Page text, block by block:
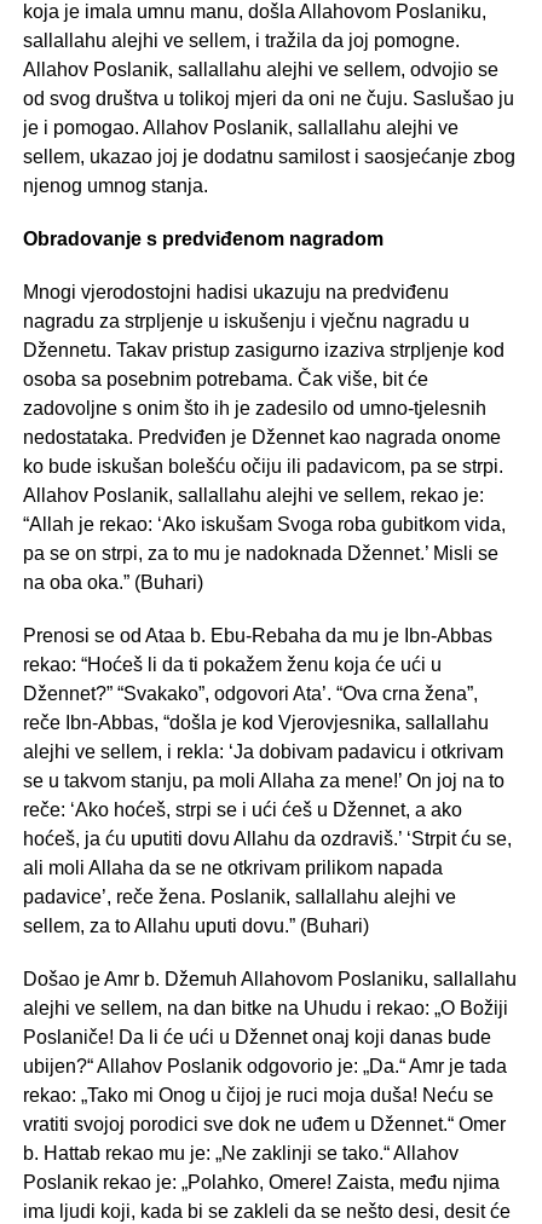
koja je imala umnu manu, došla Allahovom Poslaniku,
sallallahu alejhi ve sellem, i tražila da joj pomogne.
Allahov Poslanik, sallallahu alejhi ve sellem, odvojio se
od svog društva u tolikoj mjeri da oni ne čuju. Saslušao ju
je i pomogao. Allahov Poslanik, sallallahu alejhi ve
sellem, ukazao joj je dodatnu samilost i saosjećanje zbog
njenog umnog stanja.
Obradovanje s predviđenom nagradom
Mnogi vjerodostojni hadisi ukazuju na predviđenu
nagradu za strpljenje u iskušenju i vječnu nagradu u
Džennetu. Takav pristup zasigurno izaziva strpljenje kod
osoba sa posebnim potrebama. Čak više, bit će
zadovoljne s onim što ih je zadesilo od umno-tjelesnih
nedostataka. Predviđen je Džennet kao nagrada onome
ko bude iskušan bolešću očiju ili padavicom, pa se strpi.
Allahov Poslanik, sallallahu alejhi ve sellem, rekao je:
“Allah je rekao: ‘Ako iskušam Svoga roba gubitkom vida,
pa se on strpi, za to mu je nadoknada Džennet.’ Misli se
na oba oka.” (Buhari)
Prenosi se od Ataa b. Ebu-Rebaha da mu je Ibn-Abbas
rekao: “Hoćeš li da ti pokažem ženu koja će ući u
Džennet?” “Svakako”, odgovori Ata’. “Ova crna žena”,
reče Ibn-Abbas, “došla je kod Vjerovjesnika, sallallahu
alejhi ve sellem, i rekla: ‘Ja dobivam padavicu i otkrivam
se u takvom stanju, pa moli Allaha za mene!’ On joj na to
reče: ‘Ako hoćeš, strpi se i ući ćeš u Džennet, a ako
hoćeš, ja ću uputiti dovu Allahu da ozdraviš.’ ‘Strpit ću se,
ali moli Allaha da se ne otkrivam prilikom napada
padavice’, reče žena. Poslanik, sallallahu alejhi ve
sellem, za to Allahu uputi dovu.” (Buhari)
Došao je Amr b. Džemuh Allahovom Poslaniku, sallallahu
alejhi ve sellem, na dan bitke na Uhudu i rekao: „O Božiji
Poslaniče! Da li će ući u Džennet onaj koji danas bude
ubijen?“ Allahov Poslanik odgovorio je: „Da.“ Amr je tada
rekao: „Tako mi Onog u čijoj je ruci moja duša! Neću se
vratiti svojoj porodici sve dok ne uđem u Džennet.“ Omer
b. Hattab rekao mu je: „Ne zaklinji se tako.“ Allahov
Poslanik rekao je: „Polahko, Omere! Zaista, među njima
ima ljudi koji, kada bi se zakleli da se nešto desi, desit će